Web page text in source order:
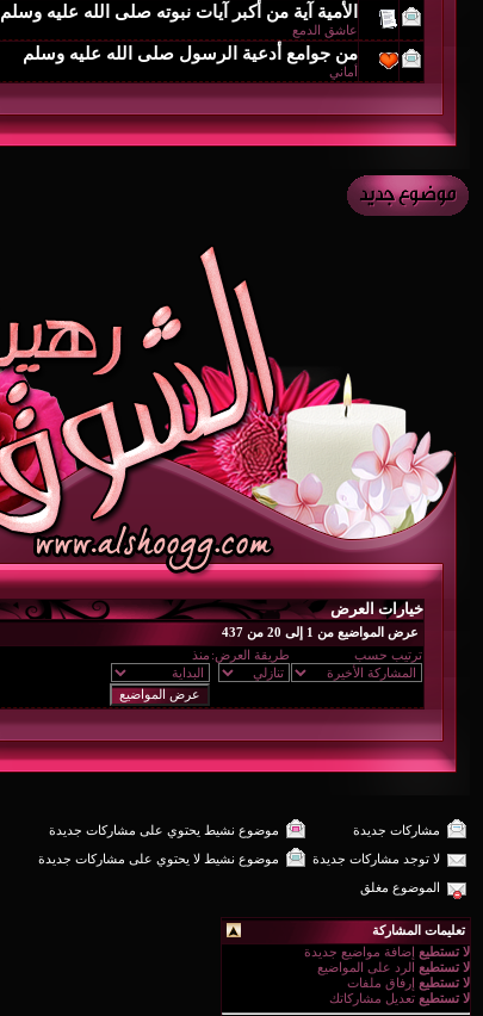
الأمية آية من أكبر آيات نبوته صلى الله عليه وسلم
عاشق الدمع
من جوامع أدعية الرسول صلى الله عليه وسلم
أماني
خيارات العرض
عرض المواضيع من 1 إلى 20 من 437
ترتيب حسب
طريقة العرض: منذ
مشاركات جديدة
موضوع نشيط يحتوي على مشاركات جديدة
لا توجد مشاركات جديدة
موضوع نشيط لا يحتوي على مشاركات جديدة
الموضوع مغلق
تعليمات المشاركة
لا تستطيع إضافة مواضيع جديدة
لا تستطيع الرد على المواضيع
لا تستطيع إرفاق ملفات
لا تستطيع تعديل مشاركاتك